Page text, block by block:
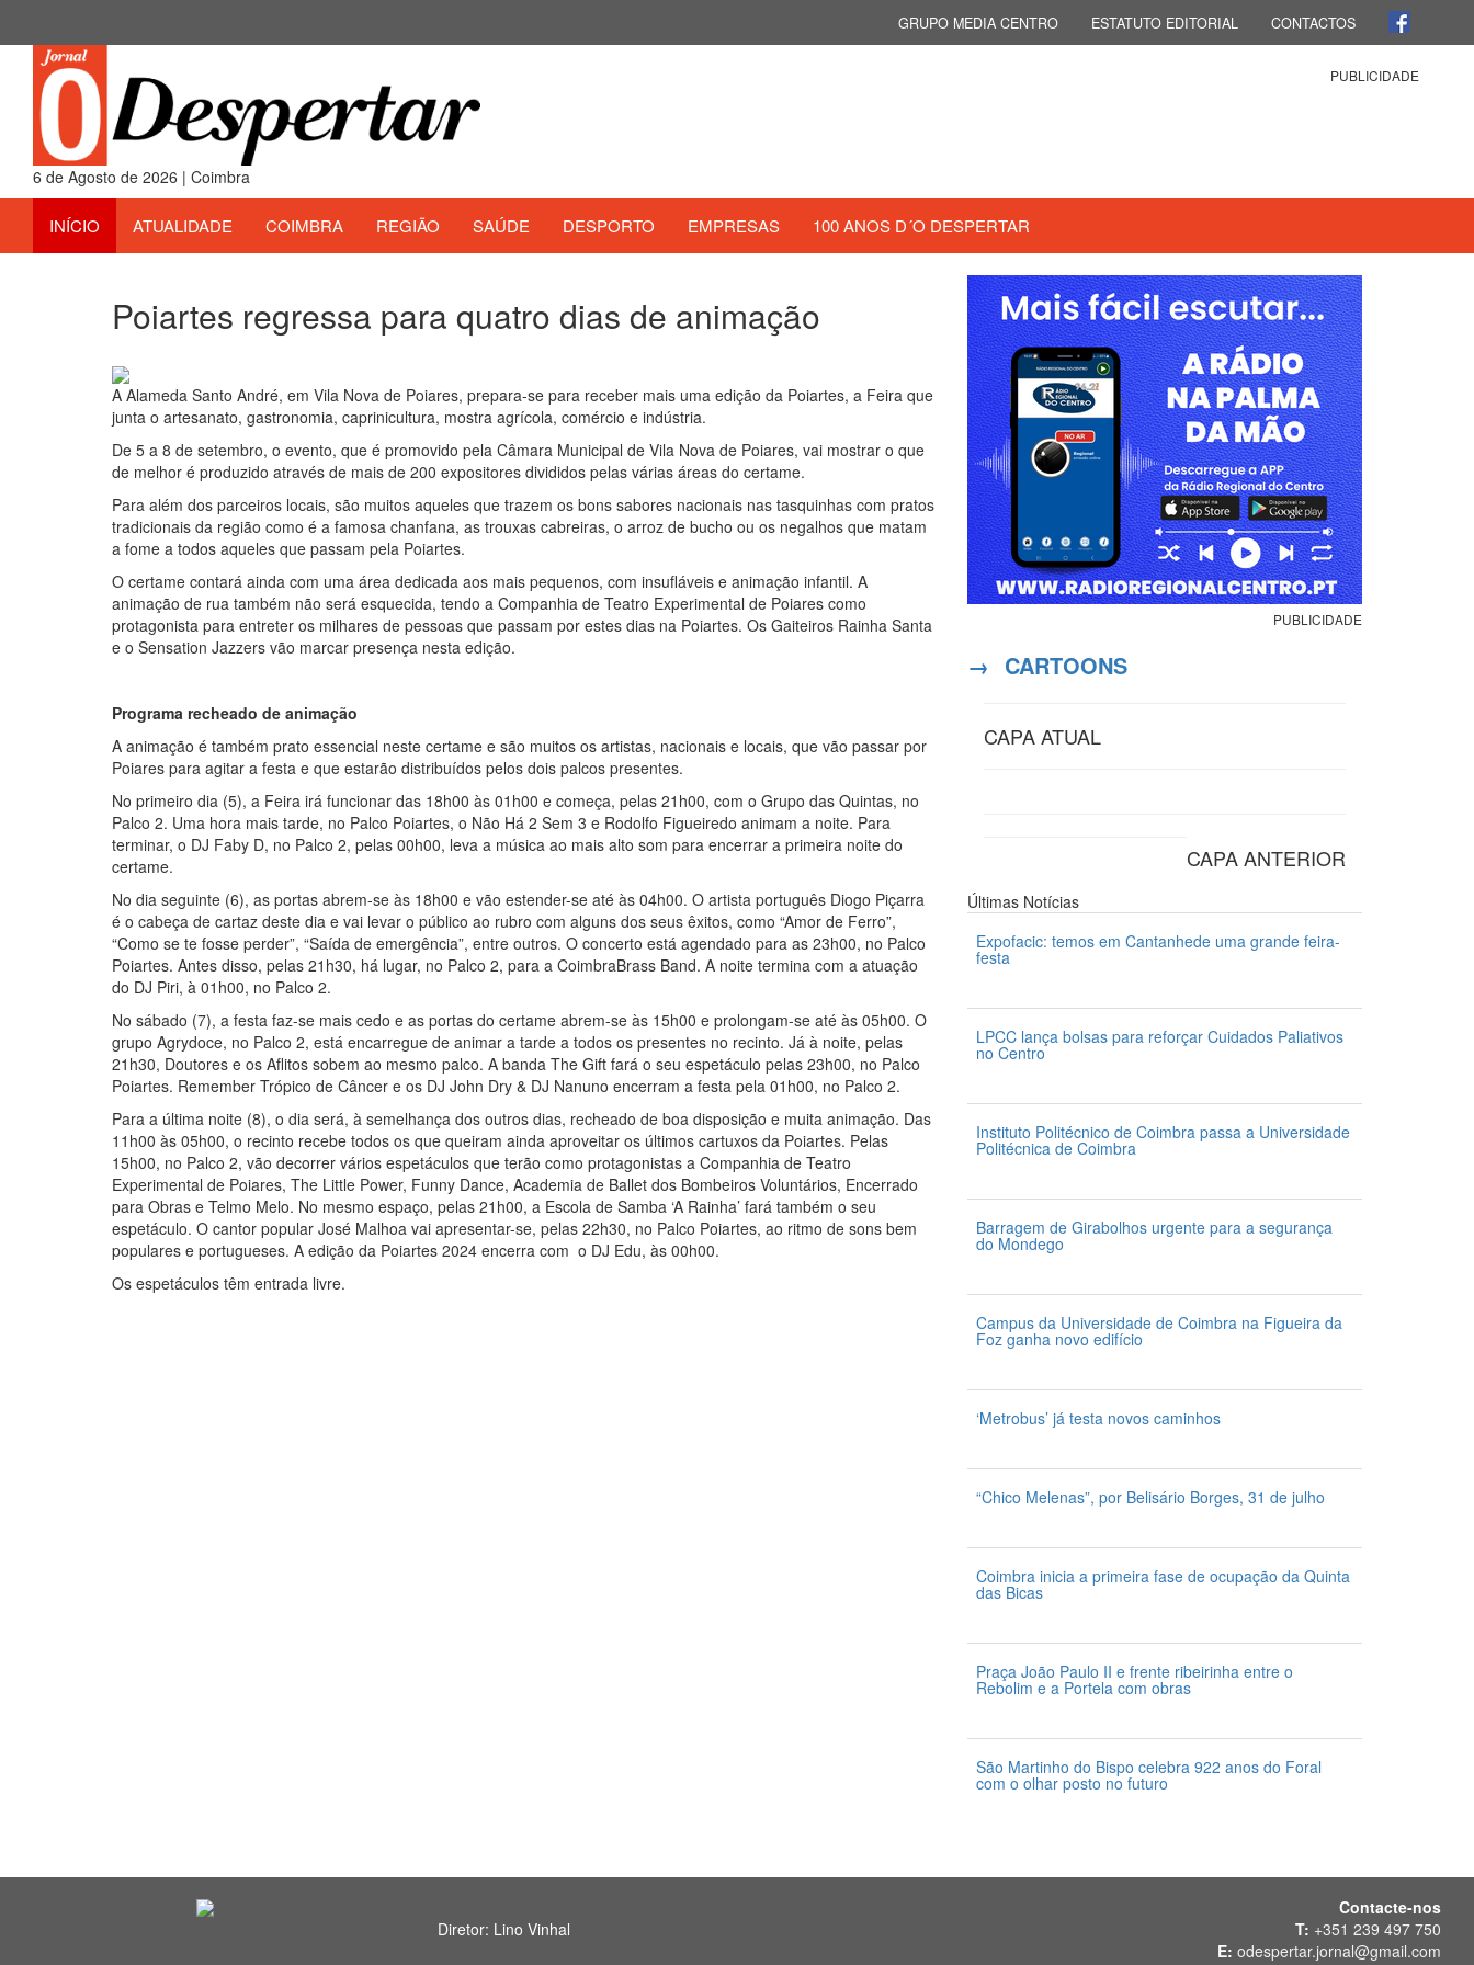
GRUPO MEDIA CENTRO ESTATUTO EDITORIAL CONTACTOS
6 de Agosto de 2026 | Coimbra
PUBLICIDADE
INÍCIO ATUALIDADE COIMBRA REGIÃO SAÚDE DESPORTO EMPRESAS 100 ANOS D´O DESPERTAR
Poiartes regressa para quatro dias de animação
A Alameda Santo André, em Vila Nova de Poiares, prepara-se para receber mais uma edição da Poiartes, a Feira que
junta o artesanato, gastronomia, caprinicultura, mostra agrícola, comércio e indústria.
De 5 a 8 de setembro, o evento, que é promovido pela Câmara Municipal de Vila Nova de Poiares, vai mostrar o que
de melhor é produzido através de mais de 200 expositores divididos pelas várias áreas do certame.
Para além dos parceiros locais, são muitos aqueles que trazem os bons sabores nacionais nas tasquinhas com pratos
tradicionais da região como é a famosa chanfana, as trouxas cabreiras, o arroz de bucho ou os negalhos que matam
a fome a todos aqueles que passam pela Poiartes.
O certame contará ainda com uma área dedicada aos mais pequenos, com insufláveis e animação infantil. A
animação de rua também não será esquecida, tendo a Companhia de Teatro Experimental de Poiares como
protagonista para entreter os milhares de pessoas que passam por estes dias na Poiartes. Os Gaiteiros Rainha Santa
e o Sensation Jazzers vão marcar presença nesta edição.
Programa recheado de animação
A animação é também prato essencial neste certame e são muitos os artistas, nacionais e locais, que vão passar por
Poiares para agitar a festa e que estarão distribuídos pelos dois palcos presentes.
No primeiro dia (5), a Feira irá funcionar das 18h00 às 01h00 e começa, pelas 21h00, com o Grupo das Quintas, no
Palco 2. Uma hora mais tarde, no Palco Poiartes, o Não Há 2 Sem 3 e Rodolfo Figueiredo animam a noite. Para
terminar, o DJ Faby D, no Palco 2, pelas 00h00, leva a música ao mais alto som para encerrar a primeira noite do
certame.
No dia seguinte (6), as portas abrem-se às 18h00 e vão estender-se até às 04h00. O artista português Diogo Piçarra
é o cabeça de cartaz deste dia e vai levar o público ao rubro com alguns dos seus êxitos, como “Amor de Ferro”,
“Como se te fosse perder”, “Saída de emergência”, entre outros. O concerto está agendado para as 23h00, no Palco
Poiartes. Antes disso, pelas 21h30, há lugar, no Palco 2, para a CoimbraBrass Band. A noite termina com a atuação
do DJ Piri, à 01h00, no Palco 2.
No sábado (7), a festa faz-se mais cedo e as portas do certame abrem-se às 15h00 e prolongam-se até às 05h00. O
grupo Agrydoce, no Palco 2, está encarregue de animar a tarde a todos os presentes no recinto. Já à noite, pelas
21h30, Doutores e os Aflitos sobem ao mesmo palco. A banda The Gift fará o seu espetáculo pelas 23h00, no Palco
Poiartes. Remember Trópico de Câncer e os DJ John Dry & DJ Nanuno encerram a festa pela 01h00, no Palco 2.
Para a última noite (8), o dia será, à semelhança dos outros dias, recheado de boa disposição e muita animação. Das
11h00 às 05h00, o recinto recebe todos os que queiram ainda aproveitar os últimos cartuxos da Poiartes. Pelas
15h00, no Palco 2, vão decorrer vários espetáculos que terão como protagonistas a Companhia de Teatro
Experimental de Poiares, The Little Power, Funny Dance, Academia de Ballet dos Bombeiros Voluntários, Encerrado
para Obras e Telmo Melo. No mesmo espaço, pelas 21h00, a Escola de Samba ‘A Rainha’ fará também o seu
espetáculo. O cantor popular José Malhoa vai apresentar-se, pelas 22h30, no Palco Poiartes, ao ritmo de sons bem
populares e portugueses. A edição da Poiartes 2024 encerra com o DJ Edu, às 00h00.
Os espetáculos têm entrada livre.
PUBLICIDADE
→ CARTOONS
CAPA ATUAL
CAPA ANTERIOR
Últimas Notícias
Expofacic: temos em Cantanhede uma grande feira-
festa
LPCC lança bolsas para reforçar Cuidados Paliativos
no Centro
Instituto Politécnico de Coimbra passa a Universidade
Politécnica de Coimbra
Barragem de Girabolhos urgente para a segurança
do Mondego
Campus da Universidade de Coimbra na Figueira da
Foz ganha novo edifício
‘Metrobus’ já testa novos caminhos
“Chico Melenas”, por Belisário Borges, 31 de julho
Coimbra inicia a primeira fase de ocupação da Quinta
das Bicas
Praça João Paulo II e frente ribeirinha entre o
Rebolim e a Portela com obras
São Martinho do Bispo celebra 922 anos do Foral
com o olhar posto no futuro
Diretor: Lino Vinhal
Contacte-nos
T: +351 239 497 750
E: odespertar.jornal@gmail.com